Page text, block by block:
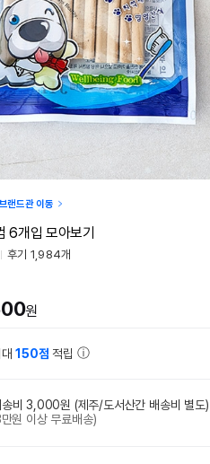
브랜드관 이동
6개입 모아보기
후기 1,984개
원
대150점 적립
송비 3,000원 (제주/도서산간 배송비 별도)
원 이상 무료배송)